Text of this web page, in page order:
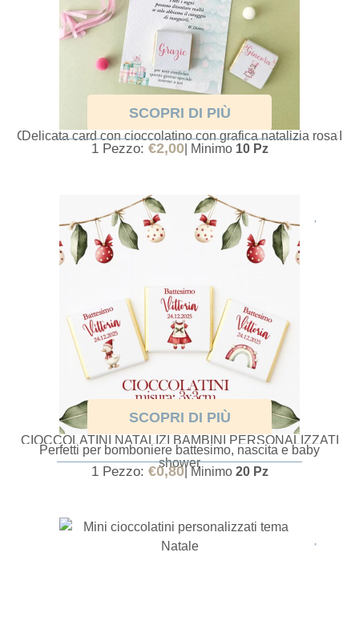
SCOPRI DI PIÙ
CARD CON CIOCCOLATINO A TEMA SCHIACCIANOCI
Delicata card con cioccolatino con grafica natalizia rosa
1 Pezzo: €2,00| Minimo 10 Pz
SCOPRI DI PIÙ
CIOCCOLATINI NATALIZI BAMBINI PERSONALIZZATI
PER BATTESIMO
Perfetti per bomboniere battesimo, nascita e baby
shower
1 Pezzo: €0,80| Minimo 20 Pz